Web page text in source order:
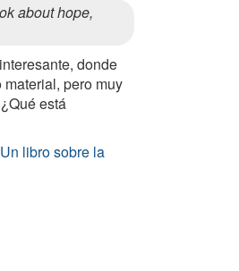
about hope,
donde
pero muy
está
libro sobre la